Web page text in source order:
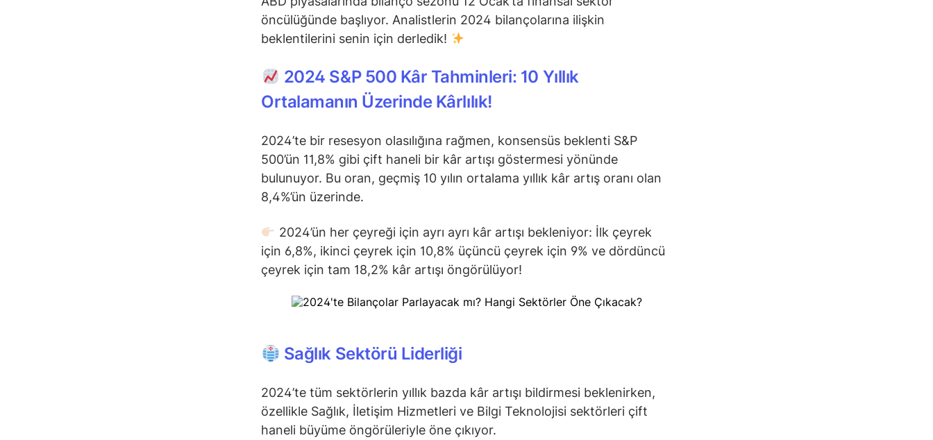
öncülüğünde başlıyor. Analistlerin 2024 bilançolarına ilişkin
beklentilerini senin için derledik!
2024 S&P 500 Kâr Tahminleri: 10 Yıllık
Ortalamanın Üzerinde Kârlılık!
2024’te bir resesyon olasılığına rağmen, konsensüs beklenti S&P
500’ün 11,8% gibi çift haneli bir kâr artışı göstermesi yönünde
bulunuyor. Bu oran, geçmiş 10 yılın ortalama yıllık kâr artış oranı olan
8,4%’ün üzerinde.
2024’ün her çeyreği için ayrı ayrı kâr artışı bekleniyor: İlk çeyrek
için 6,8%, ikinci çeyrek için 10,8% üçüncü çeyrek için 9% ve dördüncü
çeyrek için tam 18,2% kâr artışı öngörülüyor!
Sağlık Sektörü Liderliği
2024’te tüm sektörlerin yıllık bazda kâr artışı bildirmesi beklenirken,
özellikle Sağlık, İletişim Hizmetleri ve Bilgi Teknolojisi sektörleri çift
haneli büyüme öngörüleriyle öne çıkıyor.